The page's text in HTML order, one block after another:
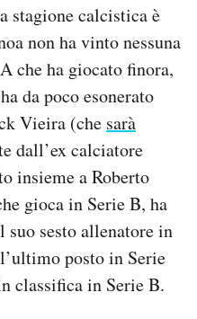
stagione calcistica è
non ha vinto nessuna
che ha giocato finora,
da poco esonerato
Vieira (che sarà
dall’ex calciatore
insieme a Roberto
gioca in Serie B, ha
sesto allenatore in
posto in Serie
classifica in Serie B.